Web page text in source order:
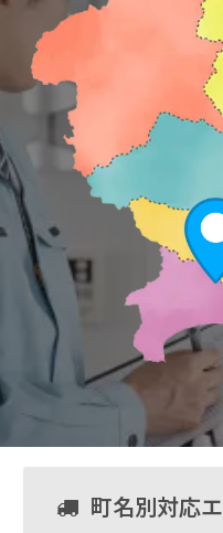
町名別対応